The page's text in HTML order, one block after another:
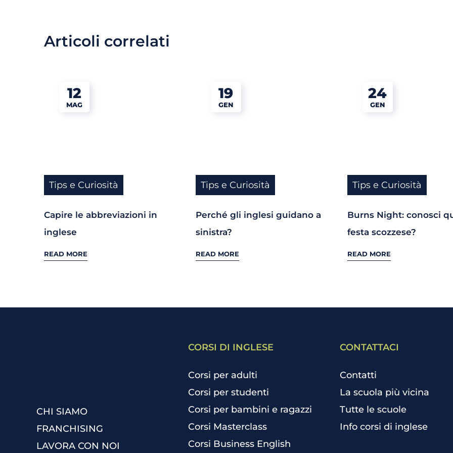
Articoli correlati
12
MAG
Tips e Curiosità
Capire le abbreviazioni in
inglese
READ MORE
19
GEN
Tips e Curiosità
Perché gli inglesi guidano a
sinistra?
READ MORE
24
GEN
Tips e Curiosità
Burns Night: conosci
festa scozzese?
READ MORE
CHI SIAMO
FRANCHISING
LAVORA CON NOI
CORSI DI INGLESE
Corsi per adulti
Corsi per studenti
Corsi per bambini e ragazzi
Corsi Masterclass
Corsi Business English
CONTATTACI
Contatti
La scuola più vicina
Tutte le scuole
Info corsi di inglese